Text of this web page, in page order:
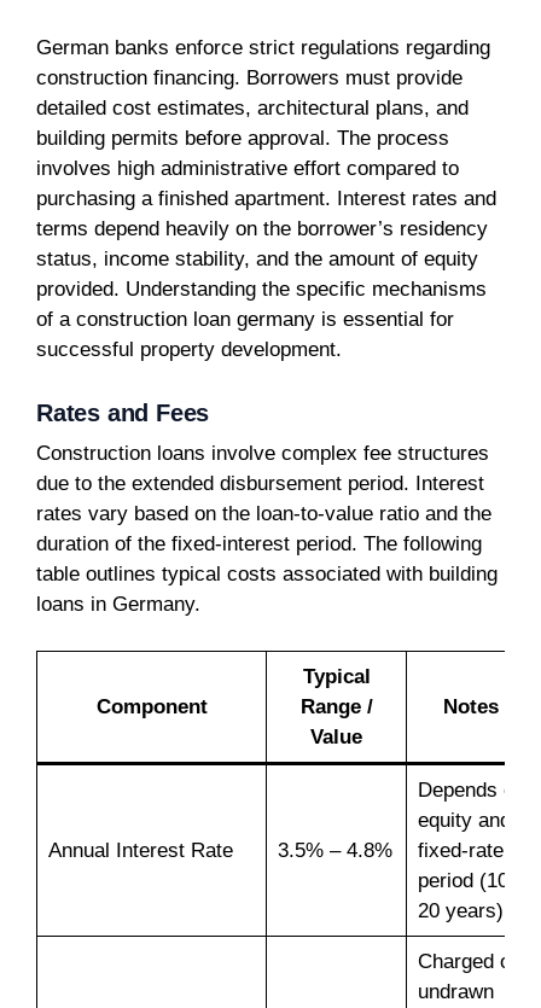
German banks enforce strict regulations regarding
construction financing. Borrowers must provide
detailed cost estimates, architectural plans, and
building permits before approval. The process
involves high administrative effort compared to
purchasing a finished apartment. Interest rates and
terms depend heavily on the borrower’s residency
status, income stability, and the amount of equity
provided. Understanding the specific mechanisms
of a construction loan germany is essential for
successful property development.
Rates and Fees
Construction loans involve complex fee structures
due to the extended disbursement period. Interest
rates vary based on the loan-to-value ratio and the
duration of the fixed-interest period. The following
table outlines typical costs associated with building
loans in Germany.
Component
Typical
Range /
Value
Notes
Annual Interest Rate 3.5% – 4.8%
Depends on
equity and
fixed-rate
period (10–
20 years).
Charged on
undrawn